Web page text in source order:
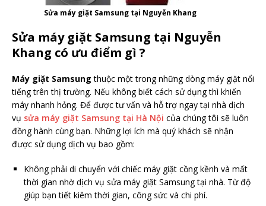
Sửa máy giặt Samsung tại Nguyễn Khang
Sửa máy giặt Samsung tại Nguyễn
Khang có ưu điểm gì ?
Máy giặt Samsung thuộc một trong những dòng máy giặt nổi
tiếng trên thị trường. Nếu không biết cách sử dụng thì khiến
máy nhanh hỏng. Để được tư vấn và hỗ trợ ngay tại nhà dịch
vụ sửa máy giặt Samsung tại Hà Nội của chúng tôi sẽ luôn
đồng hành cùng bạn. Những lợi ích mà quý khách sẽ nhận
được sử dụng dịch vụ bao gồm:
Không phải di chuyển với chiếc máy giặt cồng kềnh và mất
thời gian nhờ dịch vụ sửa máy giặt Samsung tại nhà. Từ độ
giúp bạn tiết kiêm thời gian, công sức và chi phí.